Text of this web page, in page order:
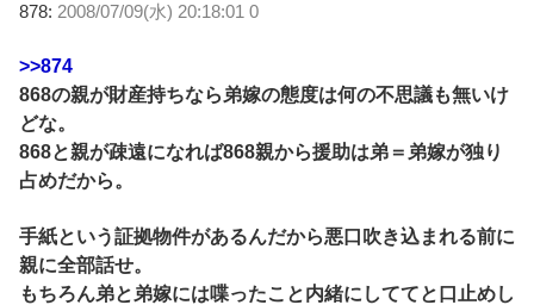
878: 2008/07/09(水) 20:18:01 0
>>874
868の親が財産持ちなら弟嫁の態度は何の不思議も無いけ
どな。
868と親が疎遠になれば868親から援助は弟＝弟嫁が独り
占めだから。
手紙という証拠物件があるんだから悪口吹き込まれる前に
親に全部話せ。
もちろん弟と弟嫁には喋ったこと内緒にしててと口止めし